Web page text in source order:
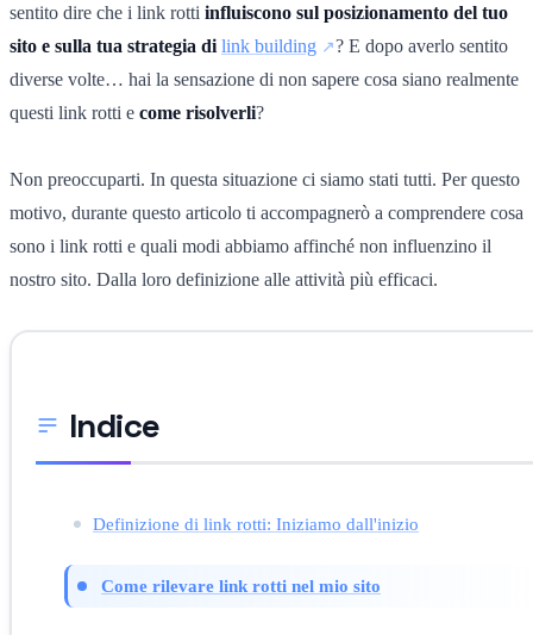
sentito dire che i link rotti influiscono sul posizionamento del tuo
sito e sulla tua strategia di link building
? E dopo averlo sentito
diverse volte… hai la sensazione di non sapere cosa siano realmente
questi link rotti e come risolverli?
Non preoccuparti. In questa situazione ci siamo stati tutti. Per questo
motivo, durante questo articolo ti accompagnerò a comprendere cosa
sono i link rotti e quali modi abbiamo affinché non influenzino il
nostro sito. Dalla loro definizione alle attività più efficaci.
Indice
Definizione di link rotti: Iniziamo dall'inizio
Come rilevare link rotti nel mio sito